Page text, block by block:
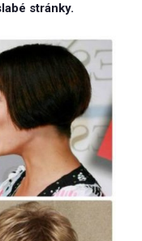
stránky.